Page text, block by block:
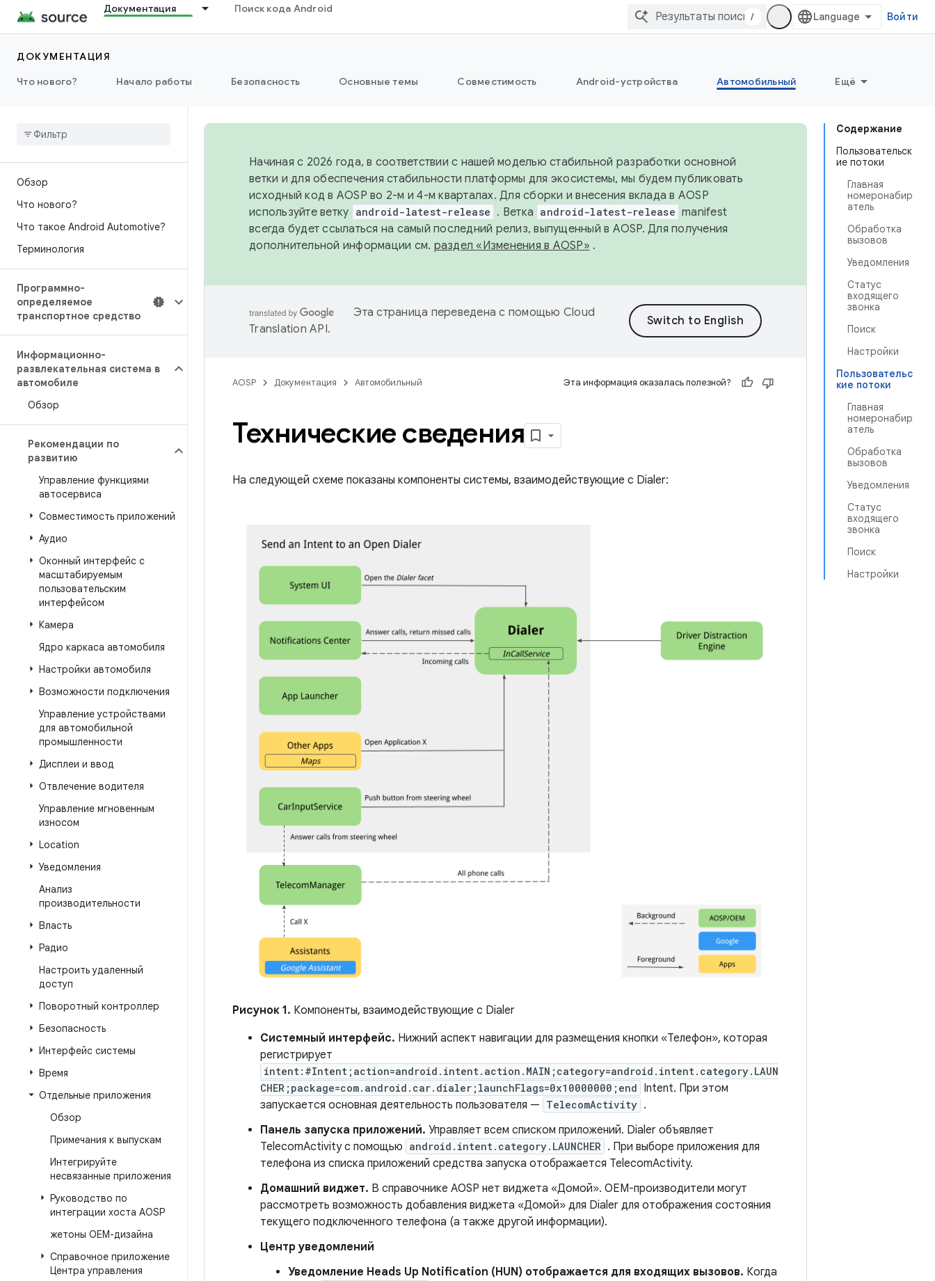
Документация Поиск кода Android
/ Войти
ДОКУМЕНТАЦИЯ
Что нового?
Начало работы Безопасность Основные темы Совместимость Android-устройства Автомобильный Ещё
Обзор
Что нового?
Что такое Android Automotive?
Терминология
Программно-
определяемое
транспортное средство
Информационно-
развлекательная система в
автомобиле
Обзор
Рекомендации по
развитию
Управление функциями
автосервиса
Совместимость приложений
Аудио
Оконный интерфейс с
масштабируемым
пользовательским
интерфейсом
Камера
Ядро каркаса автомобиля
Настройки автомобиля
Возможности подключения
Управление устройствами
для автомобильной
промышленности
Дисплеи и ввод
Отвлечение водителя
Управление мгновенным
износом
Location
Уведомления
Анализ
производительности
Власть
Радио
Настроить удаленный
доступ
Поворотный контроллер
Безопасность
Интерфейс системы
Время
Отдельные приложения
Обзор
Примечания к выпускам
Интегрируйте
несвязанные приложения
Руководство по
интеграции хоста AOSP
жетоны OEM-дизайна
Справочное приложение
Центра управления
Содержание
Пользовательск
ие потоки
Главная
номеронабир
атель
Обработка
вызовов
Уведомления
Статус
входящего
звонка
Поиск
Настройки
Пользовательс
кие потоки
Главная
номеронабир
атель
Обработка
вызовов
Уведомления
Статус
входящего
звонка
Поиск
Настройки
Начиная с 2026 года, в соответствии с нашей моделью стабильной разработки основной
ветки и для обеспечения стабильности платформы для экосистемы, мы будем публиковать
исходный код в AOSP во 2-м и 4-м кварталах. Для сборки и внесения вклада в AOSP
используйте ветку android-latest-release . Ветка android-latest-release manifest
всегда будет ссылаться на самый последний релиз, выпущенный в AOSP. Для получения
дополнительной информации см. раздел «Изменения в AOSP» .
Эта страница переведена с помощью Cloud
Translation API.
AOSP Документация Автомобильный Эта информация оказалась полезной?
Технические сведения
На следующей схеме показаны компоненты системы, взаимодействующие с Dialer:
Рисунок 1. Компоненты, взаимодействующие с Dialer
Системный интерфейс. Нижний аспект навигации для размещения кнопки «Телефон», которая
регистрирует
intent:#Intent;action=android.intent.action.MAIN;category=android.intent.category.LAUN
CHER;package=com.android.car.dialer;launchFlags=0x10000000;end Intent. При этом
запускается основная деятельность пользователя — TelecomActivity .
Панель запуска приложений. Управляет всем списком приложений. Dialer объявляет
TelecomActivity с помощью android.intent.category.LAUNCHER . При выборе приложения для
телефона из списка приложений средства запуска отображается TelecomActivity.
Домашний виджет. В справочнике AOSP нет виджета «Домой». OEM-производители могут
рассмотреть возможность добавления виджета «Домой» для Dialer для отображения состояния
текущего подключенного телефона (а также другой информации).
Центр уведомлений
Уведомление Heads Up Notification (HUN) отображается для входящих вызовов. Когда